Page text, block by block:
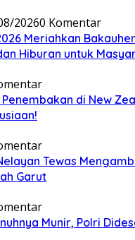
20260 Komentar
Meriahkan
Hiburan untuk
di New
Tewas
Garut
Munir, Polri